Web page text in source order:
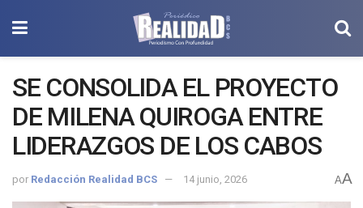
SE CONSOLIDA EL PROYECTO
DE MILENA QUIROGA ENTRE
LIDERAZGOS DE LOS CABOS
por Redacción Realidad BCS 14 junio, 2026 AA